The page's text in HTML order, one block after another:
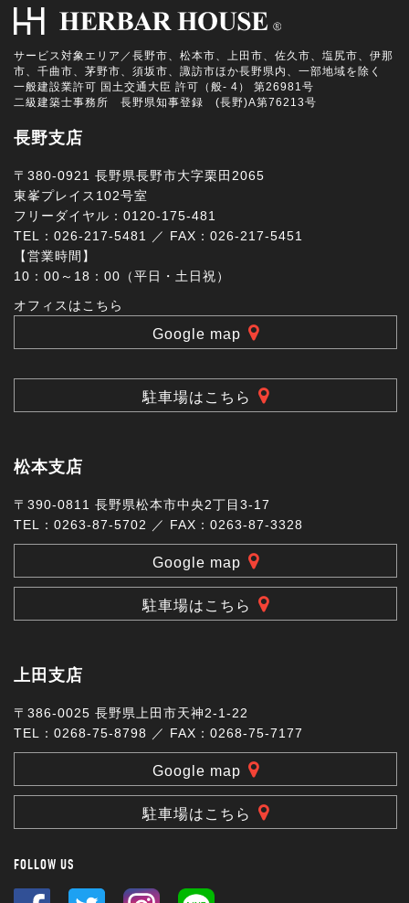
サービス対象エリア／長野市、松本市、上田市、佐久市、塩尻市、伊那
市、千曲市、茅野市、須坂市、諏訪市ほか長野県内、一部地域を除く
一般建設業許可 国土交通大臣 許可（般- 4） 第26981号
二級建築士事務所 長野県知事登録 (長野)A第76213号
長野支店
〒380-0921 長野県長野市大字栗田2065
東峯プレイス102号室
フリーダイヤル：0120-175-481
TEL：026-217-5481 ／ FAX：026-217-5451
【営業時間】
10：00～18：00（平日・土日祝）
オフィスはこちら
Google map
駐車場はこちら
松本支店
〒390-0811 長野県松本市中央2丁目3-17
TEL：0263-87-5702 ／ FAX：0263-87-3328
Google map
駐車場はこちら
上田支店
〒386-0025 長野県上田市天神2-1-22
TEL：0268-75-8798 ／ FAX：0268-75-7177
Google map
駐車場はこちら
FOLLOW US